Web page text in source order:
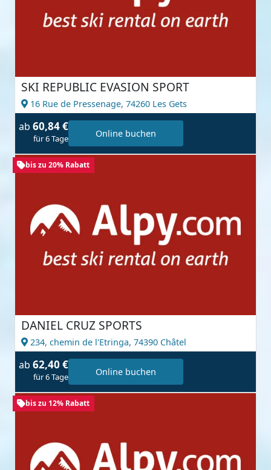
SKI REPUBLIC EVASION SPORT
16 Rue de Pressenage, 74260 Les Gets
ab 60,84 €
für 6 Tage Online buchen
bis zu 20% Rabatt
DANIEL CRUZ SPORTS
234, chemin de l'Etringa, 74390 Châtel
ab 62,40 €
für 6 Tage Online buchen
bis zu 12% Rabatt